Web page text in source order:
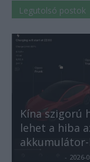
Legutolsó postok
Kína szigorú
lehet a hiba
- 2026-